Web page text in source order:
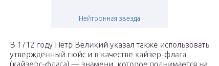
Нейтронная звезда
В 1712 году Петр Великий указал также использовать
утвержденный гюйс и в качестве кайзер-флага
(кайзерс-флага) — знамени, которое поднимается на